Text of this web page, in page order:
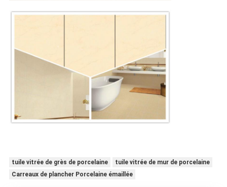
tuile vitrée de grès de porcelaine
tuile vitrée de mur de porcelaine
Carreaux de plancher Porcelaine émaillée